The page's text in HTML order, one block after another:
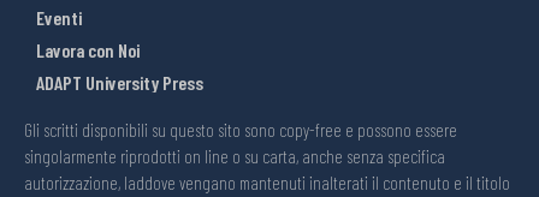
Eventi
Lavora con Noi
ADAPT University Press
Gli scritti disponibili su questo sito sono copy-free e possono essere
singolarmente riprodotti on line o su carta, anche senza specifica
autorizzazione, laddove vengano mantenuti inalterati il contenuto e il titolo